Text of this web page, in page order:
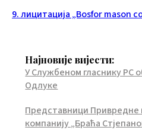
9. лицитација „Bosfor mason
Најновије вијести:
У Службеном гласнику РС
Одлуке
Представници Привредне
компанију „Браћа